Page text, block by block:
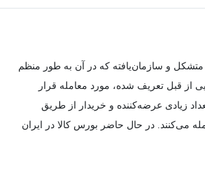
و سازمان‌یافته که در آن به طور منظم
از قبل تعریف شده، مورد معامله قرار
زیادی عرضه‌کننده و خریدار از طریق
می‌کنند. در حال حاضر بورس کالا در ایران